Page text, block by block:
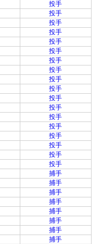
投手
投手
投手
投手
投手
投手
投手
投手
投手
投手
投手
投手
投手
投手
投手
投手
投手
投手
捕手
捕手
捕手
捕手
捕手
捕手
捕手
捕手